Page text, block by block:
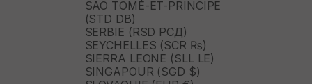
SAO TOMÉ-ET-PRINCIPE
(STD DB)
SERBIE (RSD РСД)
SEYCHELLES (SCR ₨)
SIERRA LEONE (SLL LE)
SINGAPOUR (SGD $)